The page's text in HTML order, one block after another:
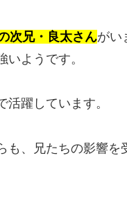
次兄・良太さんがい
ようです。
躍しています。
、兄たちの影響を